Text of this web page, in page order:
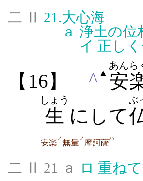
二 Ⅱ 21.大心海
ａ 浄土の位
イ 正し
【16】 ^ ▲ 安
あんら
生
しょう
にして
ぶ
安楽 ノ無量 ノ 摩訶薩ハ
二 Ⅱ 21 ａ ロ 重ね